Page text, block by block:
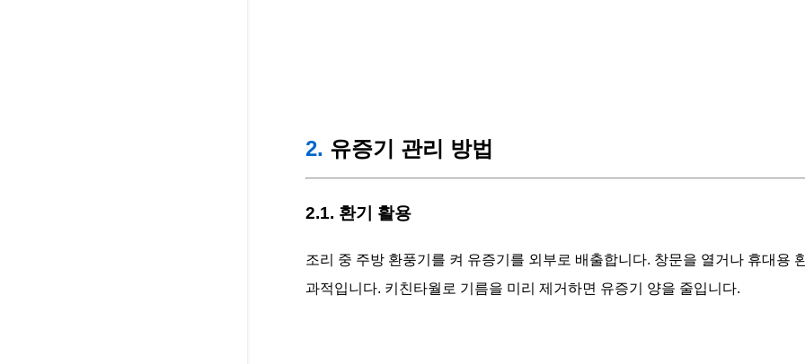
2. 유증기 관리 방법
2.1. 환기 활용
조리 중 주방 환풍기를 켜 유증기를 외부로 배출합니다. 창문을 열거나 휴대용
과적입니다. 키친타월로 기름을 미리 제거하면 유증기 양을 줄입니다.